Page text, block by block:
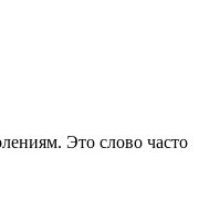
Это слово часто